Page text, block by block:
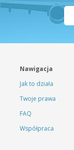
Nawigacja
Jak to działa
Twoje prawa
FAQ
Współpraca